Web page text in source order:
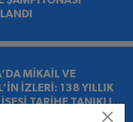
MİKAİL VE
İZLERİ: 138 YILLIK
TARİHE TANIKLIK